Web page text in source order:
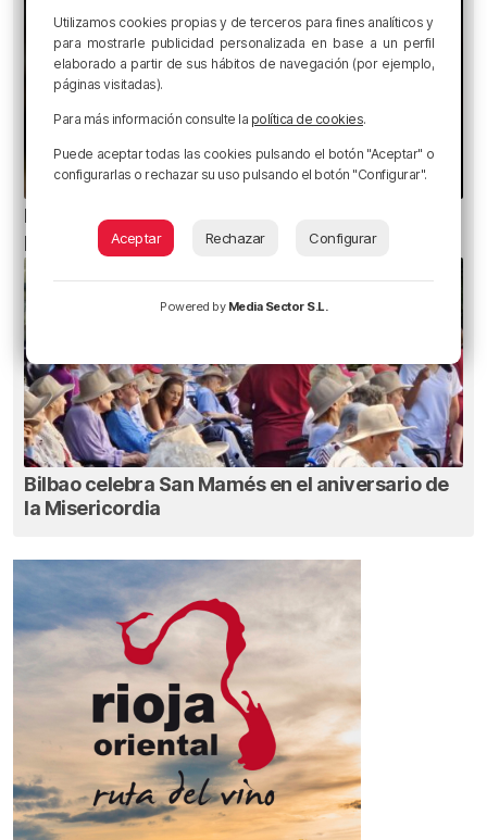
Ni gafas de sol ni radiografías: los errores que
pueden dañar la retina durante el eclipse
Bilbao celebra San Mamés en el aniversario de
la Misericordia
Utilizamos cookies propias y de terceros para fines analíticos y
para mostrarle publicidad personalizada en base a un perfil
elaborado a partir de sus hábitos de navegación (por ejemplo,
páginas visitadas).
Para más información consulte la política de cookies.
Puede aceptar todas las cookies pulsando el botón "Aceptar" o
configurarlas o rechazar su uso pulsando el botón "Configurar".
Aceptar Rechazar Configurar
Powered by Media Sector S.L.